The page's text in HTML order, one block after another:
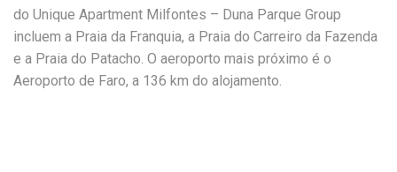
do Unique Apartment Milfontes – Duna Parque Group
incluem a Praia da Franquia, a Praia do Carreiro da Fazenda
e a Praia do Patacho. O aeroporto mais próximo é o
Aeroporto de Faro, a 136 km do alojamento.